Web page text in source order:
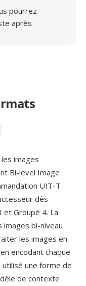
pourrez
après
images
Bi-level Image
UIT-T
dès
et Groupé 4. La
images bi-niveau
les images en
encodant chaque
une forme de
de contexte